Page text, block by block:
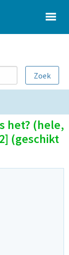
het? (hele,
(geschikt